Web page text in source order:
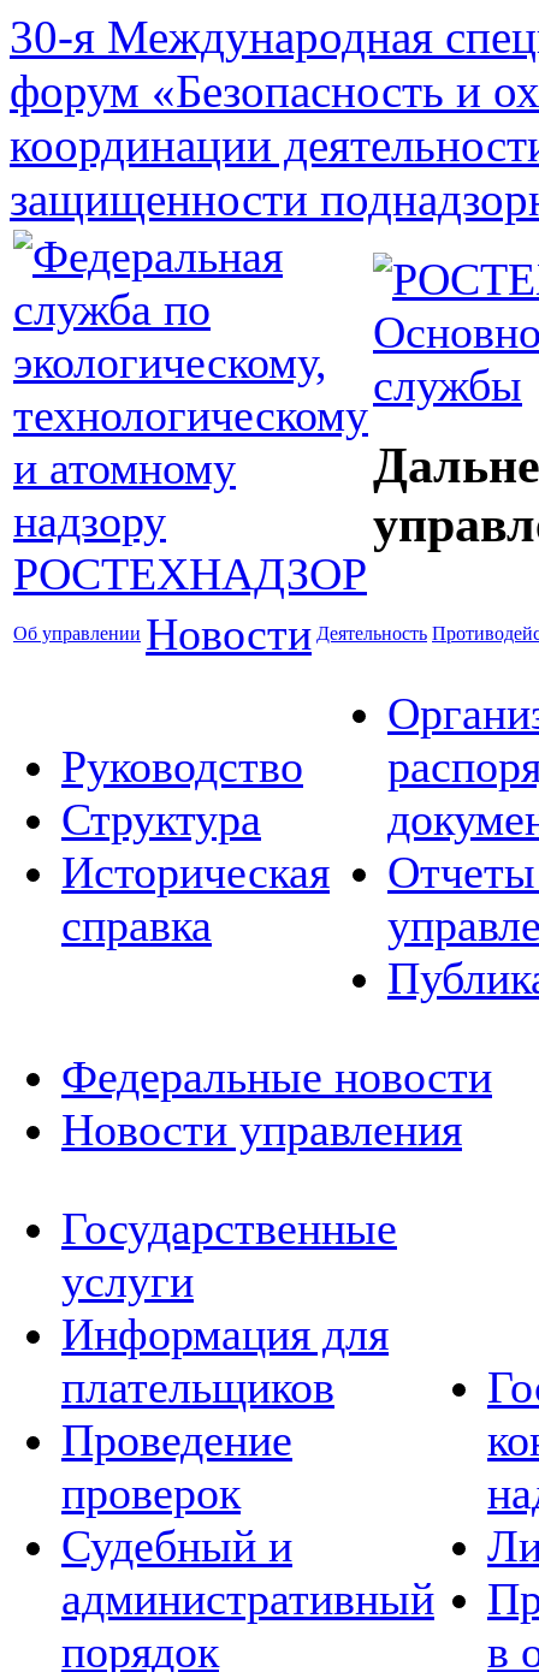
30-я Международная
форум «Безопасность и
координации
защищенности
службы
Об управлении Новости Деятельность
Руководство
Структура
Историческая
справка
Отчеты
Федеральные новости
Новости управления
Государственные
услуги
Информация для
плательщиков
Проведение
проверок
Судебный и
административный
порядок
в